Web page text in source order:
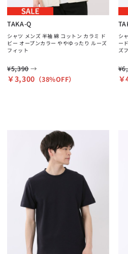
TAKA-Q
シャツ メンズ 半袖 綿 コットン カラミ ド
ビー オープンカラー ややゆったり ルーズ
フィット
¥5,390 →
￥3,300 （38%OFF）
シ
ー
ズ